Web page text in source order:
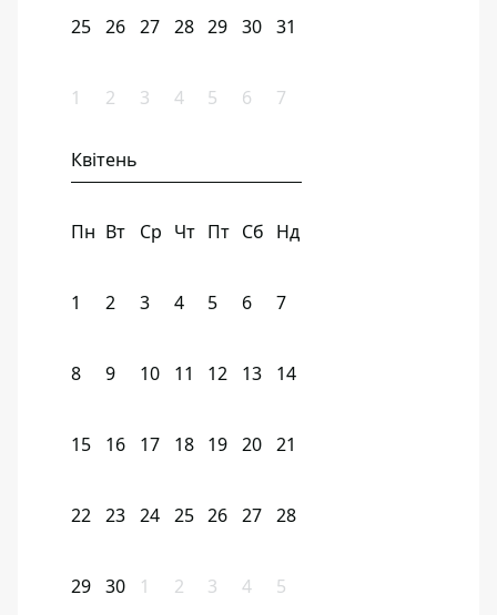
25 26 27 28 29 30 31
1 2 3 4 5 6 7
Квітень
Пн Вт Ср Чт Пт Сб Нд
1 2 3 4 5 6 7
8 9 10 11 12 13 14
15 16 17 18 19 20 21
22 23 24 25 26 27 28
29 30 1 2 3 4 5